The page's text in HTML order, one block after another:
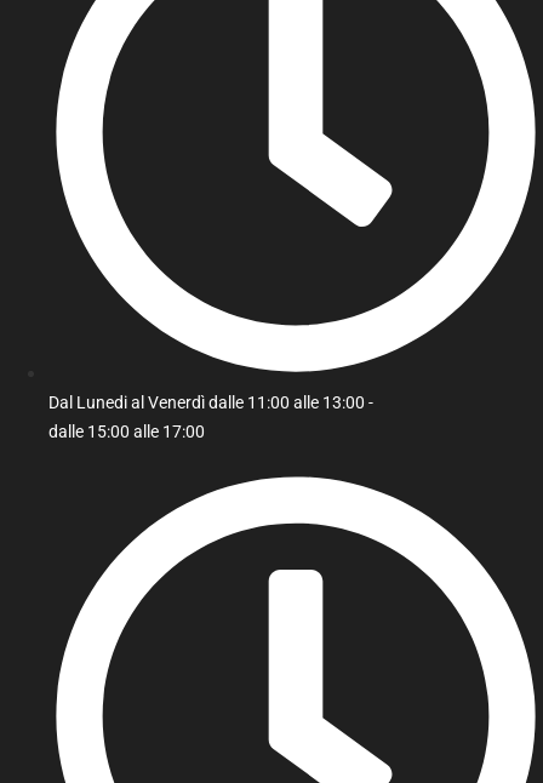
Dal Lunedi al Venerdì dalle 11:00 alle 13:00 -
dalle 15:00 alle 17:00